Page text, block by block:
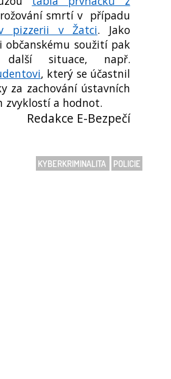
smrtí v případu
pizzerii v Žatci. Jako
soužití pak
situace, např.
, který se účastnil
za zachování ústavních
zvyklostí a hodnot.
Redakce E-Bezpečí
KYBERKRIMINALITA POLICIE